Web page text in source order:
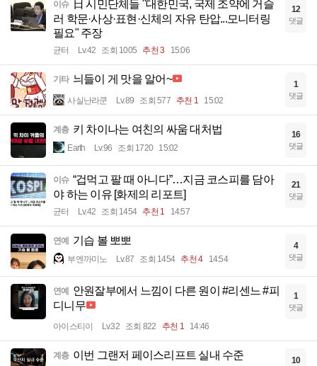
이슈
日 시민단체들 "대한민국, 국제 조약에 거슬
러 학문·사상·표현·신체의 자유 탄압...모니터링
필요" 주장
균터 Lv.42 조회 1005 추천 3 15:06
12
댓글
기타 늬들이 게 맛을 알어~
사실난라쿤 Lv.89 조회 577 추천 1 15:02
1
댓글
계층 키 차이나는 여친의 싸움 대처법
Earth Lv.96 조회 1720 15:02
16
댓글
이슈 “겁먹고 팔 때 아니다”…지금 코스피를 담아
야 하는 이유 [화제의 리포트]
균터 Lv.42 조회 1454 추천 1 14:57
21
댓글
연예 기습 볼 뽀뽀
부엔까미노 Lv.87 조회 1454 추천 4 14:54
4
댓글
연예
안원잘부에서 느낌이 다른 원이 #리센느 #피
디니무
아이스티이 Lv.32 조회 822 추천 1 14:46
1
댓글
계층 이번 그랜저 페이스리프트 실내 수준 10